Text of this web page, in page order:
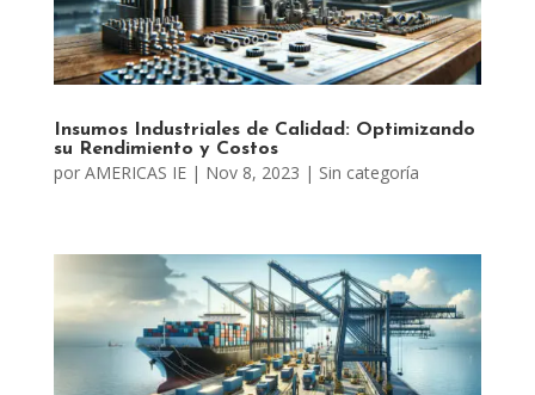
Insumos Industriales de Calidad: Optimizando
su Rendimiento y Costos
por AMERICAS IE| Nov 8, 2023 | Sin categoría